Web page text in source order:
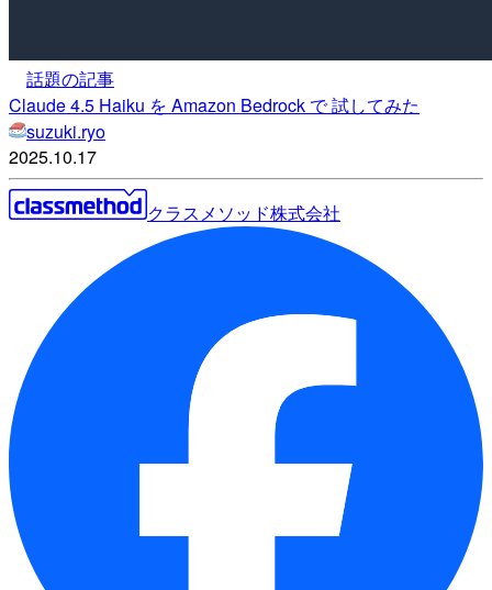
話題の記事
Claude 4.5 Haiku を Amazon Bedrock で 試してみた
suzuki.ryo
2025.10.17
クラスメソッド株式会社